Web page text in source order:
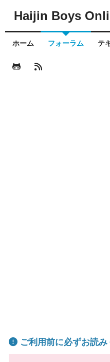
Haijin Boys
ホーム フォーラム テ
ご利用前に必ずお読